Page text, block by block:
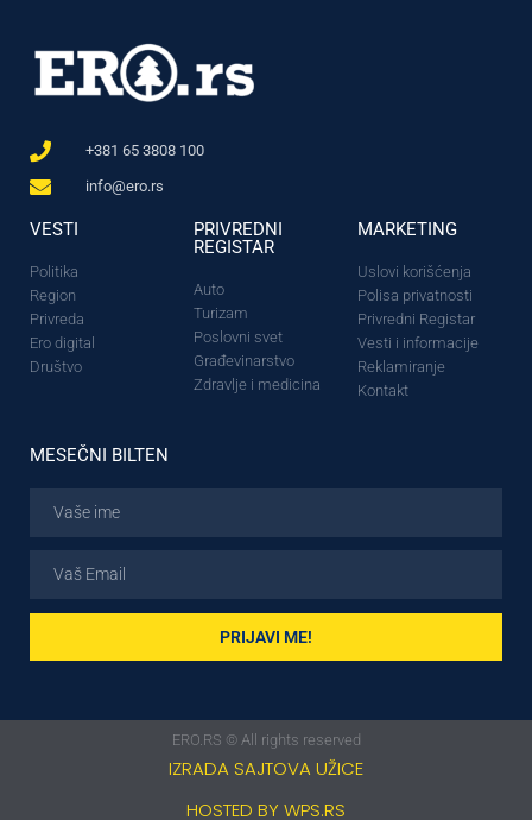
+381 65 3808 100
info@ero.rs
VESTI
Politika
Region
Privreda
Ero digital
Društvo
PRIVREDNI
REGISTAR
Auto
Turizam
Poslovni svet
Građevinarstvo
Zdravlje i medicina
MARKETING
Uslovi korišćenja
Polisa privatnosti
Privredni Registar
Vesti i informacije
Reklamiranje
Kontakt
MESEČNI BILTEN
PRIJAVI ME!
ERO.RS © All rights reserved
IZRADA SAJTOVA UŽICE
HOSTED BY WPS.RS